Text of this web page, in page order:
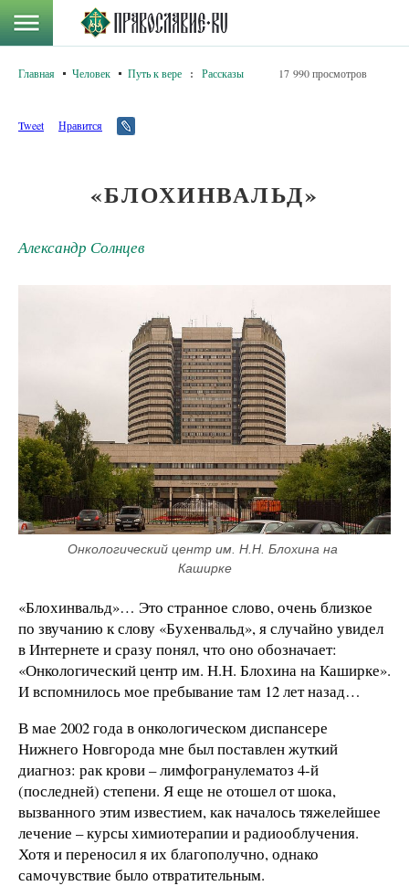
Главная Человек Путь к вере : Рассказы 17 990 просмотров
Tweet Нравится
«БЛОХИНВАЛЬД»
Александр Солнцев
Онкологический центр им. Н.Н. Блохина на
Каширке
«Блохинвальд»… Это странное слово, очень близкое
по звучанию к слову «Бухенвальд», я случайно увидел
в Интернете и сразу понял, что оно обозначает:
«Онкологический центр им. Н.Н. Блохина на Каширке».
И вспомнилось мое пребывание там 12 лет назад…
В мае 2002 года в онкологическом диспансере
Нижнего Новгорода мне был поставлен жуткий
диагноз: рак крови – лимфогранулематоз 4-й
(последней) степени. Я еще не отошел от шока,
вызванного этим известием, как началось тяжелейшее
лечение – курсы химиотерапии и радиооблучения.
Хотя и переносил я их благополучно, однако
самочувствие было отвратительным.